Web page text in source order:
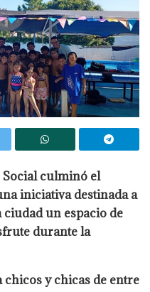
culminó el
iniciativa destinada a
un espacio de
durante la
y chicas de entre